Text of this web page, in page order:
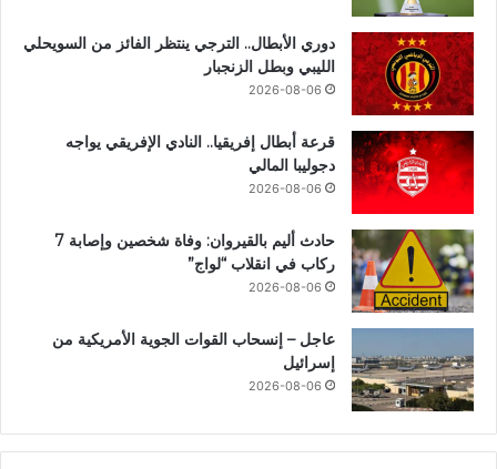
دوري الأبطال.. الترجي ينتظر الفائز من السويحلي
الليبي وبطل الزنجبار
2026-08-06
قرعة أبطال إفريقيا.. النادي الإفريقي يواجه
دجوليبا المالي
2026-08-06
حادث أليم بالقيروان: وفاة شخصين وإصابة 7
ركاب في انقلاب “لواج”
2026-08-06
عاجل – إنسحاب القوات الجوية الأمريكية من
إسرائيل
2026-08-06